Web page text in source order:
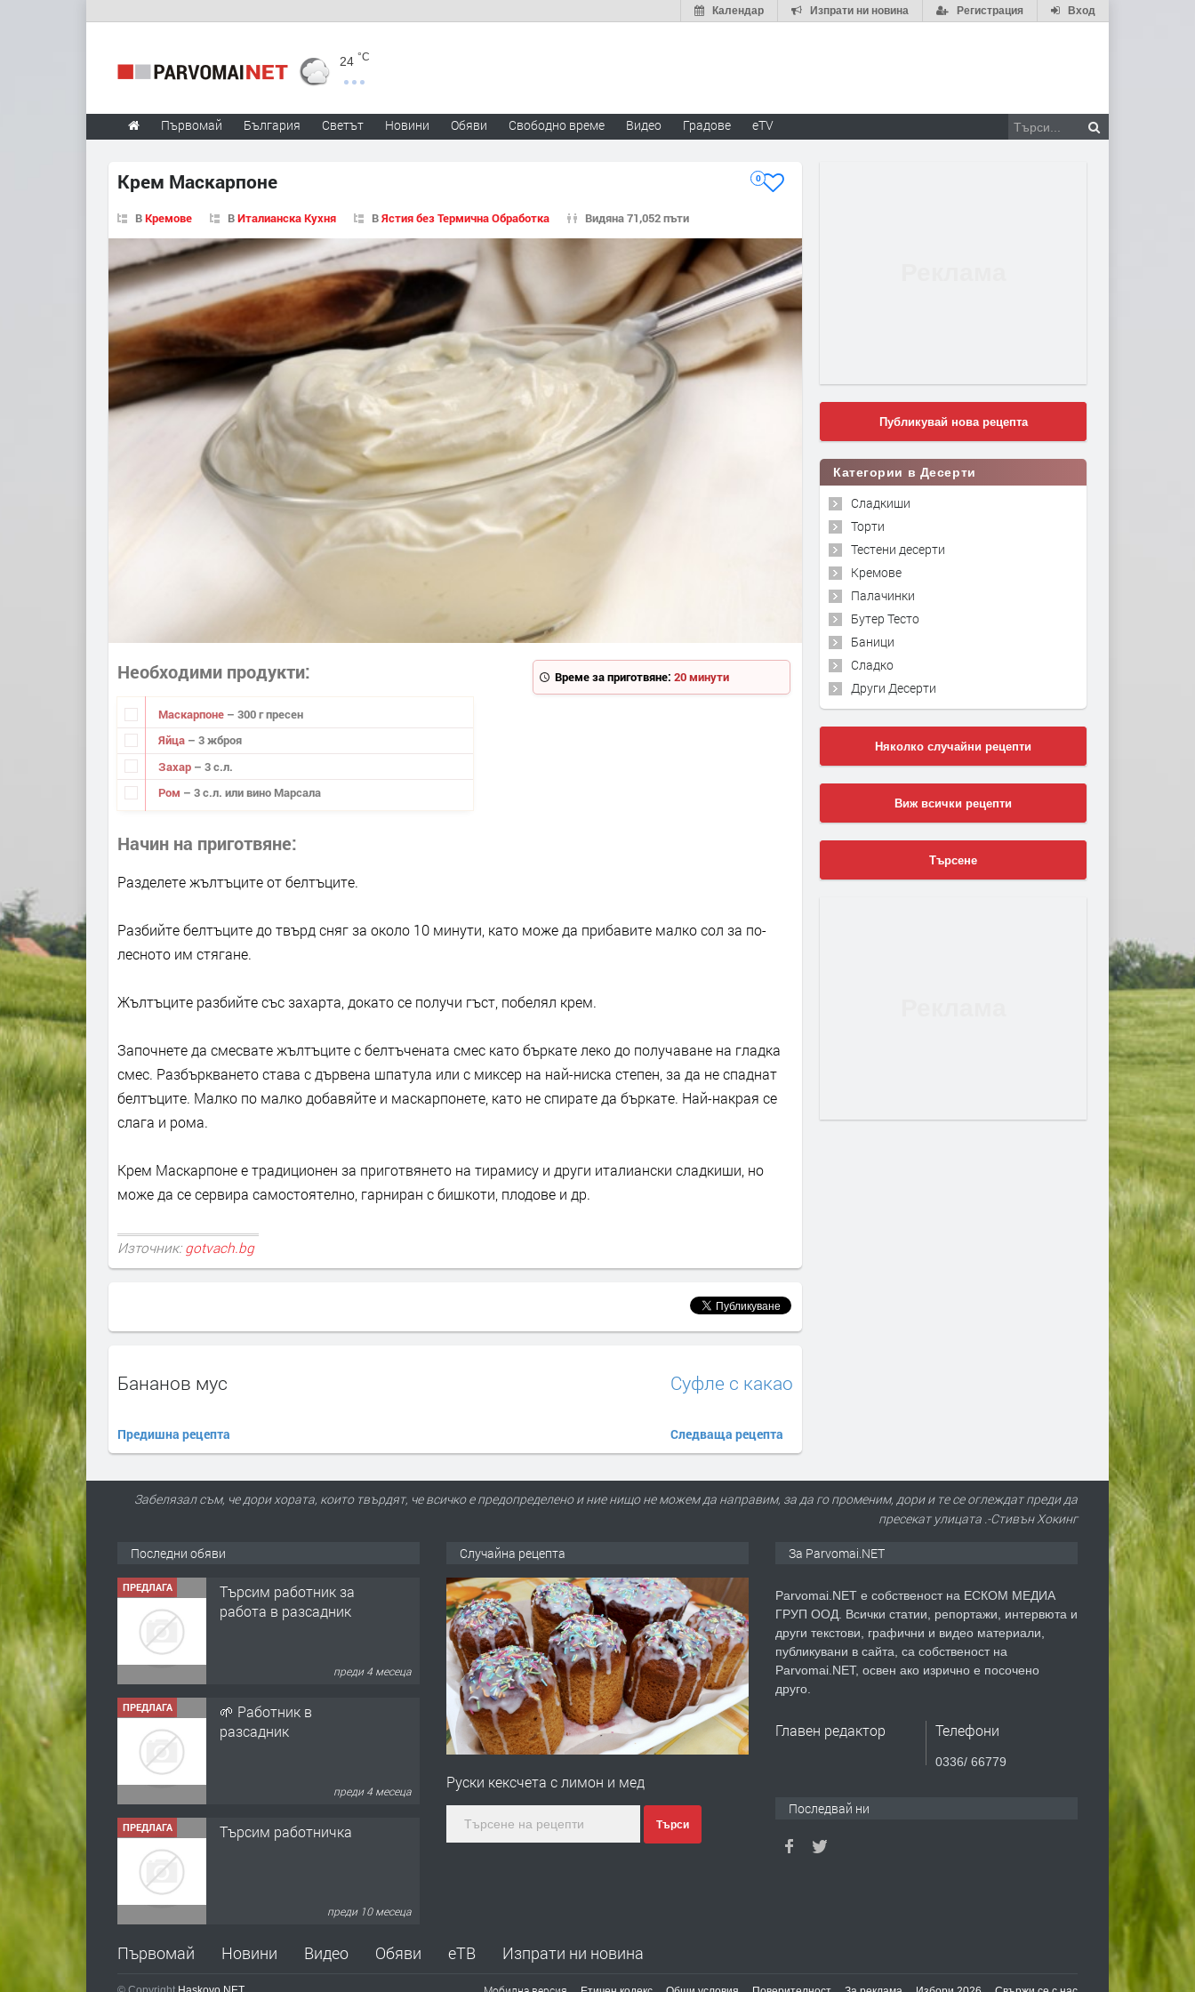
Вход
Регистрация
Изпрати ни новина
Календар
24 °C
Първомай България Светът Новини Обяви Свободно време Видео Градове eTV
Крем Маскарпоне 0
ВКремове ВИталианска Кухня ВЯстия без Термична Обработка Видяна 71,052 пъти
Време за приготвяне: 20 минути
Необходими продукти
Маскарпоне – 300 г пресен
Яйца – 3 жброя
Захар – 3 с.л.
Ром – 3 с.л. или вино Марсала
Начин на приготвяне
Разделете жълтъците от белтъците.
Разбийте белтъците до твърд сняг за около 10 минути, като може да прибавите малко сол за по-
лесното им стягане.
Жълтъците разбийте със захарта, докато се получи гъст, побелял крем.
Започнете да смесвате жълтъците с белтъчената смес като бъркате леко до получаване на гладка
смес. Разбъркването става с дървена шпатула или с миксер на най-ниска степен, за да не спаднат
белтъците. Малко по малко добавяйте и маскарпонете, като не спирате да бъркате. Най-накрая се
слага и рома.
Крем Маскарпоне е традиционен за приготвянето на тирамису и други италиански сладкиши, но
може да се сервира самостоятелно, гарниран с бишкоти, плодове и др.
Източник: gotvach.bg
Бананов мус
Предишна рецепта
Суфле с какао
Следваща рецепта
Публикувай нова рецепта
Категории в Десерти
Сладкиши
Торти
Тестени десерти
Кремове
Палачинки
Бутер Тесто
Баници
Сладко
Други Десерти
Няколко случайни рецепти
Виж всички рецепти
Търсене
Забелязал съм, че дори хората, които твърдят, че всичко е предопределено и ние нищо не можем да направим, за да го променим, дори и те се оглеждат преди да
пресекат улицата .-Стивън Хокинг
Последни обяви
ПРЕДЛАГА
Търсим работник за
работа в разсадник
преди 4 месеца
ПРЕДЛАГА
🌱 Работник в
разсадник
преди 4 месеца
ПРЕДЛАГА Търсим работничка
преди 10 месеца
ПРЕДЛАГА
Продава употребявани
Случайна рецепта
Руски кексчета с лимон и мед
Търси
За Parvomai.NET
Parvomai.NET е собственост на ЕСКОМ МЕДИА
ГРУП ООД. Всички статии, репортажи, интервюта и
други текстови, графични и видео материали,
публикувани в сайта, са собственост на
Parvomai.NET, освен ако изрично е посочено
друго.
Главен редактор Телефони
0336/ 66779
Последвай ни
Първомай Новини Видео Обяви еТВ Изпрати ни новина